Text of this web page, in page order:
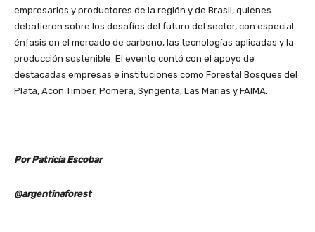
empresarios y productores de la región y de Brasil, quienes
debatieron sobre los desafíos del futuro del sector, con especial
énfasis en el mercado de carbono, las tecnologías aplicadas y la
producción sostenible. El evento contó con el apoyo de
destacadas empresas e instituciones como Forestal Bosques del
Plata, Acon Timber, Pomera, Syngenta, Las Marías y FAIMA.
Por Patricia Escobar
@argentinaforest